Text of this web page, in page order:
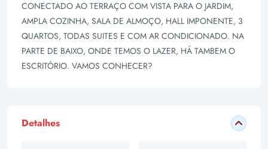
CONECTADO AO TERRAÇO COM VISTA PARA O JARDIM,
AMPLA COZINHA, SALA DE ALMOÇO, HALL IMPONENTE, 3
QUARTOS, TODAS SUITES E COM AR CONDICIONADO. NA
PARTE DE BAIXO, ONDE TEMOS O LAZER, HÁ TAMBEM O
ESCRITÓRIO. VAMOS CONHECER?
Detalhes